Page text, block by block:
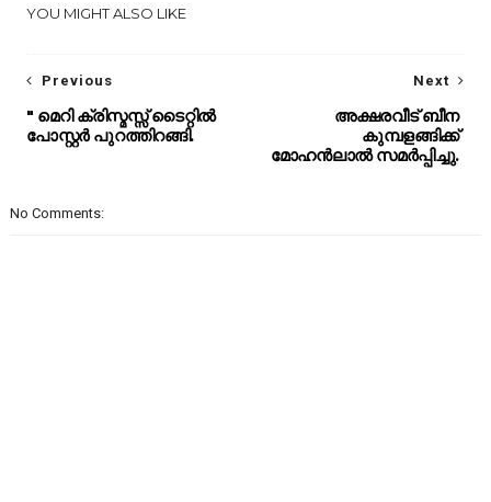
YOU MIGHT ALSO LIKE
Next
അക്ഷരവീട് ബീന
കുമ്പളങ്ങിക്ക്
മോഹൻലാൽ സമർപ്പിച്ചു.
Previous
" മെറി ക്രിസ്മസ്സ് ടൈറ്റിൽ
പോസ്റ്റർ പുറത്തിറങ്ങി.
No Comments: